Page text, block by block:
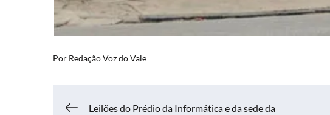
Por Redação Voz do Vale
Leilões do Prédio da Informática e da sede da